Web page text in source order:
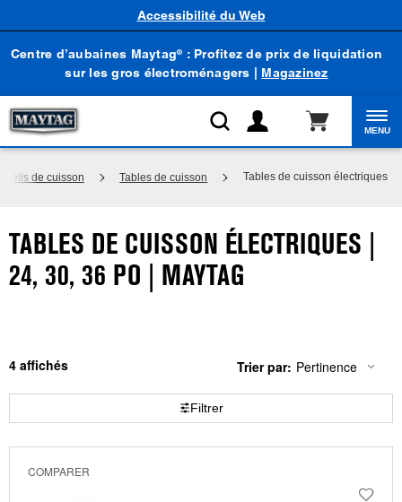
Centre d’aubaines Maytag® : Profitez de prix de liquidation
sur les gros électroménagers | Magazinez
Accessibilité du Web
MENU
de cuisson Tables de cuisson Tables de cuisson électriques
TABLES DE CUISSON ÉLECTRIQUES |
24, 30, 36 PO | MAYTAG
4
Content
been
Trier par:
Changing
the
Pertinence
Filtrer
COMPARER